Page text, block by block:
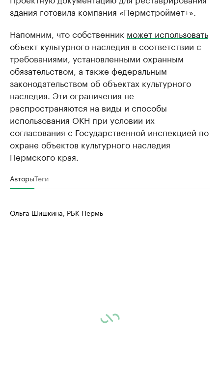
здания готовила компания «Пермстроймет+».
Напомним, что собственник может использовать
объект культурного наследия в соответствии с
требованиями, установленными охранным
обязательством, а также федеральным
законодательством об объектах культурного
наследия. Эти ограничения не
распространяются на виды и способы
использования ОКН при условии их
согласования с Государственной инспекцией по
охране объектов культурного наследия
Пермского края.
АвторыТеги
Ольга Шишкина, РБК Пермь